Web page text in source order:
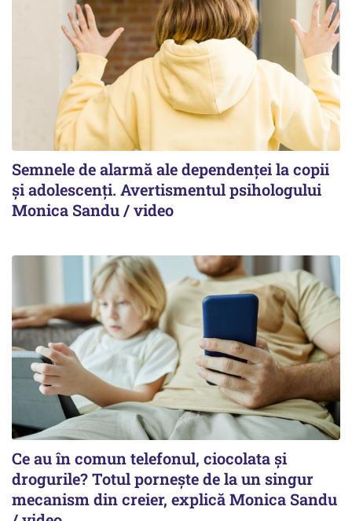
Semnele de alarmă ale dependenței la copii
și adolescenți. Avertismentul psihologului
Monica Sandu / video
Ce au în comun telefonul, ciocolata și
drogurile? Totul pornește de la un singur
mecanism din creier, explică Monica Sandu